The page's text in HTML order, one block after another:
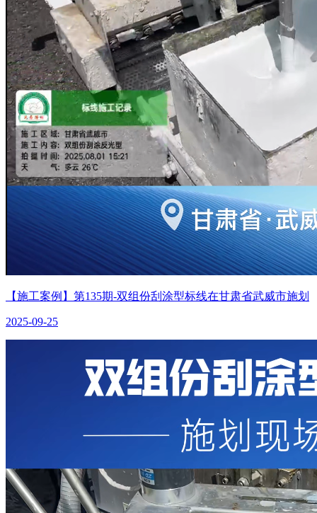
【施工案例】第135期-双组份刮涂型标线在甘肃省武威市施划
2025-09-25